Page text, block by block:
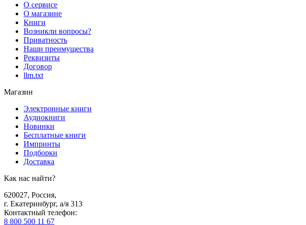
О сервисе
О магазине
Книги
Возникли вопросы?
Приватность
Наши преимущества
Реквизиты
Договор
llm.txt
Магазин
Электронные книги
Аудиокниги
Новинки
Бесплатные книги
Импринты
Подборки
Доставка
Как нас найти?
620027, Россия,
г. Екатеринбург, а/я 313
Контактный телефон:
8 800 500 11 67